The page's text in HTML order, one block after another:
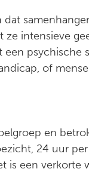
intensieve
psychische
of
en
24 uur
is een verkorte